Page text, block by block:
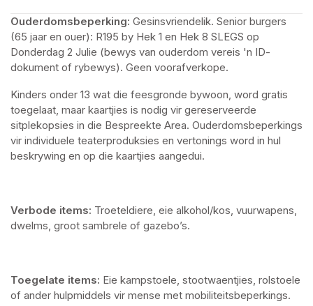
Ouderdomsbeperking: Gesinsvriendelik. Senior burgers
(65 jaar en ouer): R195 by Hek 1 en Hek 8 SLEGS op
Donderdag 2 Julie (bewys van ouderdom vereis 'n ID-
dokument of rybewys). Geen voorafverkope.
Kinders onder 13 wat die feesgronde bywoon, word gratis
toegelaat, maar kaartjies is nodig vir gereserveerde
sitplekopsies in die Bespreekte Area. Ouderdomsbeperkings
vir individuele teaterproduksies en vertonings word in hul
beskrywing en op die kaartjies aangedui.
Verbode items: Troeteldiere, eie alkohol/kos, vuurwapens,
dwelms, groot sambrele of gazebo’s.
Toegelate items: Eie kampstoele, stootwaentjies, rolstoele
of ander hulpmiddels vir mense met mobiliteitsbeperkings.